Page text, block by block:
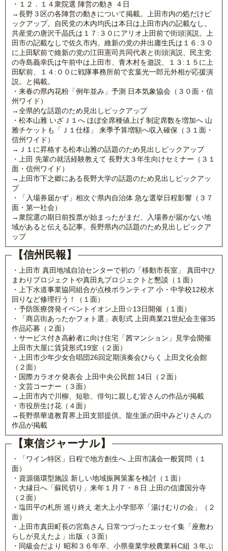
・１２．１４衆院選 陣営の動き ４日
→長野３区の各陣営の動きについて掲載。上田市内の処だけピ
ックアップ。自民党の木内均氏は本日は上田市内の記載なし。
共産党の唐沢千晶氏は１７:３０にアリオ上田前で街頭演説。上
田市の記載なしで佐久市内。維新の党の井出庸生氏は１６:３０
に上田駅前で維新の党の江田憲司共同代表と街頭演説、民主党
の寺島義幸氏は午前中は上田市、青木村を遊説、１３:１５に上
田駅前、１４:００に戦隊事務所前で玄葉光一郎元外相が応援演
説。と掲載。
・来春の県内花粉「例年並み」予測 日本気象協会（３０面・信
州ワイド）
→全県的な話題のため見出しピックアップ
・松本山雅 いざＪ１へ ほぼ全席種値上げ 制定席数を増加へ 山
雅チケットも「Ｊ１仕様」 来季予算増額へ収入確保（３１面・
信州ワイド）
→Ｊ１に昇格する松本山雅の話題のため見出しピックアップ
・上田 先輩の就活経験教えて 長野大３年生向けセミナー（３１
面・信州ワイド）
→上田市下之郷にある長野大学の話題のため見出しピックアッ
プ
・「入場券届かず」相次ぐ県内自治体 急な選挙日程影響（３７
面・第一社会）
→衆院選の期日前投票が始まったがまだ、入場券が届かない地
域があると伝える記事。長野県内の話題のため見出しピックア
ップ
【信州民報】
・上田市 真田地域自治センターで初の「移動市長室」 真田中ひ
まわりプロジェクトや真田丸プロジェクトと懇談（１面）
・上下水道事業協同組合が点検ボランティア 小・中学校12校水
回りなど修理行う！（１面）
・予防医療啓発イベントイオン上田☆13日開催（１面）
・「商店街あったかフォト選」表彰式 上田商業21世紀会主催35
作品応募（２面）
・サービス付き高齢者に向け住宅「茜マンション」見学会開催
上田市大屋に賃貸形式19室（２面）
・上田市少年少女合唱団26回定期演奏会ひらく 上田文化会館
（２面）
・国際カラオケ発表会 上田中央公民館 14日（２面）
・文芸コーナー（３面）
→上田市内で川柳、短歌、俳句に親しむ皆さんの作品が掲載
・市役所生け花（４面）
→長野県華道教育界上田支部提供。龍生派の田中みどりさんの
作品が掲載
【東信ジャーナル】
・「ワイン特区」日程で地方創生へ 上田市議会一般質問（１
面）
・資源循環型施設 新しい地域振興策案を検討（１面）
・大縁日へ「蘇民切り」来年１月７・８日 上田の信濃国分寺
（２面）
・塩田平の札所 巡り終え 老大上小学部卒「湯けむりの会」（２
面）
・上田市真田町長の宮島さん 日常つづったエッセイ集「座敷わ
らしが見えたよ」出版（３面）
・同級会だより 昭和３６年卒、小県蚕業学校農業科C組 ３年ぶ